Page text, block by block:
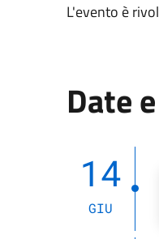
L'evento è
Date
14
GIU